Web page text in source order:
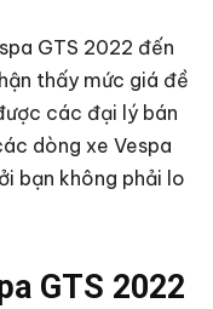
GTS 2022 đến
thấy mức giá đề
các đại lý bán
dòng xe Vespa
bạn không phải lo
GTS 2022